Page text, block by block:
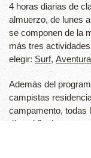
4 horas diarias de
almuerzo, de lunes
se componen de la
más tres
elegir: Surf, Aventura
Además del
campistas
campamento, todas
días el fin de